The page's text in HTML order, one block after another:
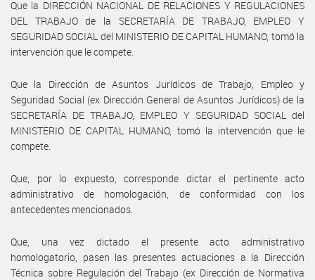
Que la DIRECCIÓN NACIONAL DE RELACIONES Y REGULACIONES
DEL TRABAJO de la SECRETARÍA DE TRABAJO, EMPLEO Y
SEGURIDAD SOCIAL del MINISTERIO DE CAPITAL HUMANO, tomó la
intervención que le compete.
Que la Dirección de Asuntos Jurídicos de Trabajo, Empleo y
Seguridad Social (ex Dirección General de Asuntos Jurídicos) de la
SECRETARÍA DE TRABAJO, EMPLEO Y SEGURIDAD SOCIAL del
MINISTERIO DE CAPITAL HUMANO, tomó la intervención que le
compete.
Que, por lo expuesto, corresponde dictar el pertinente acto
administrativo de homologación, de conformidad con los
antecedentes mencionados.
Que, una vez dictado el presente acto administrativo
homologatorio, pasen las presentes actuaciones a la Dirección
Técnica sobre Regulación del Trabajo (ex Dirección de Normativa